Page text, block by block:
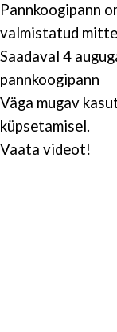
Pannkoogipann
valmistatud
Saadaval 4
pannkoogipann
Väga mugav
küpsetamisel.
Vaata videot!